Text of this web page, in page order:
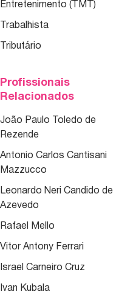
Entretenimento (TMT)
Trabalhista
Tributário
Profissionais
Relacionados
João Paulo Toledo de
Rezende
Antonio Carlos Cantisani
Mazzucco
Leonardo Neri Candido de
Azevedo
Rafael Mello
Vitor Antony Ferrari
Israel Carneiro Cruz
Ivan Kubala